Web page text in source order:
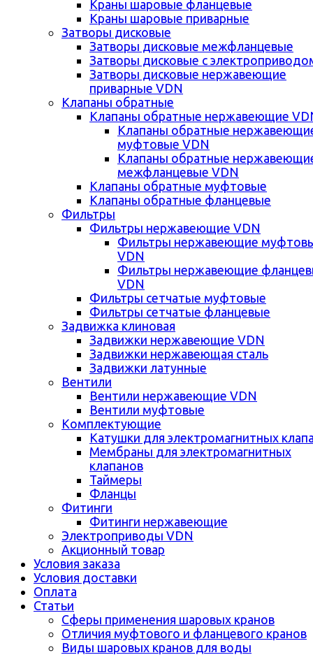
Краны шаровые фланцевые
Краны шаровые приварные
Затворы дисковые
Затворы дисковые межфланцевые
Затворы дисковые с
Затворы дисковые нержавеющие
приварные VDN
Клапаны обратные
Клапаны обратные нержавеющие
Клапаны обратные
муфтовые VDN
Клапаны обратные
межфланцевые VDN
Клапаны обратные муфтовые
Клапаны обратные фланцевые
Фильтры
Фильтры нержавеющие VDN
Фильтры нержавеющие
VDN
Фильтры нержавеющие
VDN
Фильтры сетчатые муфтовые
Фильтры сетчатые фланцевые
Задвижка клиновая
Задвижки нержавеющие VDN
Задвижки нержавеющая сталь
Задвижки латунные
Вентили
Вентили нержавеющие VDN
Вентили муфтовые
Комплектующие
Катушки для электромагнитных
Мембраны для электромагнитных
клапанов
Таймеры
Фланцы
Фитинги
Фитинги нержавеющие
Электроприводы VDN
Акционный товар
Условия заказа
Условия доставки
Оплата
Статьи
Сферы применения шаровых кранов
Отличия муфтового и фланцевого кранов
Виды шаровых кранов для воды